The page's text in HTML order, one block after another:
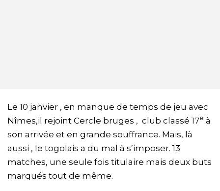
Le 10 janvier , en manque de temps de jeu avec
Nîmes,il rejoint Cercle bruges , club classé 17e à
son arrivée et en grande souffrance. Mais, là
aussi , le togolais a du mal à s’imposer. 13
matches, une seule fois titulaire mais deux buts
marqués tout de même.